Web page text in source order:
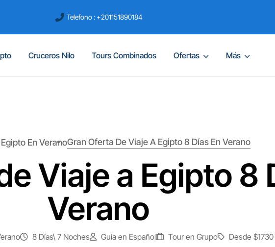
Telefono : +201151890184
Cruceros Nilo Tours Combinados Ofertas Más
En VeranoGran Oferta De Viaje A Egipto 8 Días En Verano
Viaje a Egipto 8
Verano
8 Días\ 7 Noches Guía en Español Tour en Grupo Desde $1730